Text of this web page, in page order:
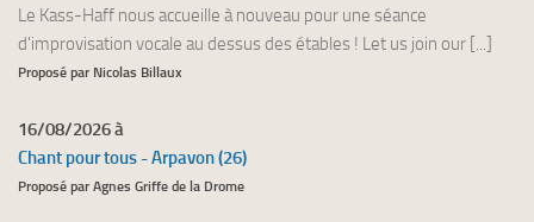
Le Kass-Haff nous accueille à nouveau pour une séance
d'improvisation vocale au dessus des étables ! Let us join our [...]
Proposé par Nicolas Billaux
16/08/2026 à
Chant pour tous - Arpavon (26)
Proposé par Agnes Griffe de la Drome